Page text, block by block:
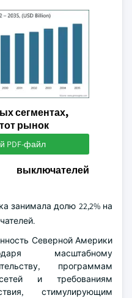
сегментах,
рынок
PDF-файл
выключателей
занимала долю 22,2% на
Северной Америки
масштабному
программам
и требованиям
стимулирующим